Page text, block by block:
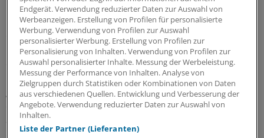
bei jeder Art von Sucht ähnliche Prozesse im zentralen
Nervensystem ablaufen - egal ob der Patient von Heroin
oder von Computerspielen abhängig ist. Auch löst nicht
nur der Drogen-Wirkstoff im Körper etwas aus, allein
der Glaube oder der Akt des Konsums reichen für einen
"Kick". "Wenn jemand ein Mittel einnimmt und dabei
glaubt, dass es therapeutisch wirkt, werden allein durch
diese Vorstellung im Gehirn Dopamin und Endorphine
ausgeschüttet und über das Opioidsystem das
erwartete Wohlgefühl erzeugt", erklärt der Mediziner an
Endgerät. Verwendung reduzierter Daten zur Auswahl von
Werbeanzeigen. Erstellung von Profilen für personalisierte
Werbung. Verwendung von Profilen zur Auswahl
personalisierter Werbung. Erstellung von Profilen zur
Personalisierung von Inhalten. Verwendung von Profilen zur
Auswahl personalisierter Inhalte. Messung der Werbeleistung.
Messung der Performance von Inhalten. Analyse von
Zielgruppen durch Statistiken oder Kombinationen von Daten
aus verschiedenen Quellen. Entwicklung und Verbesserung der
Angebote. Verwendung reduzierter Daten zur Auswahl von
Inhalten.
Liste der Partner (Lieferanten)